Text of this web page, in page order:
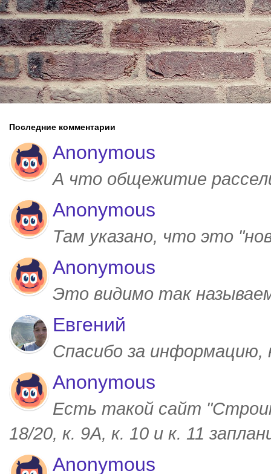
Последние комментарии
Anonymous
А что общежитие
Anonymous
Там указано, что это
Anonymous
Это видимо так
Евгений
Спасибо за
Anonymous
Есть такой сайт
18/20, к. 9А, к. 10 и к. 11
Anonymous